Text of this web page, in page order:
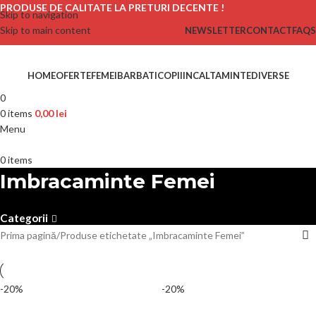
Skip to navigation
Skip to main content
PRODUSE DE CALITATE LA PRETURI DECENTE !
NEWSLETTERCONTACTFAQS
HOMEOFERTEFEMEIBARBATICOPIIINCALTAMINTEDIVERSE
0
0items 0,00lei
Menu
0items
Imbracaminte Femei
Categorii
Prima pagină Produse etichetate „Imbracaminte Femei”
-20% -20%